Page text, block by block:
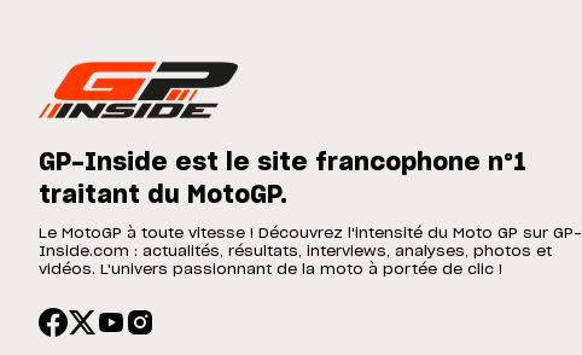
GP-Inside est le site francophone n°1
traitant du MotoGP.
Le MotoGP à toute vitesse ! Découvrez l'intensité du Moto GP sur GP-
Inside.com : actualités, résultats, interviews, analyses, photos et
vidéos. L'univers passionnant de la moto à portée de clic !